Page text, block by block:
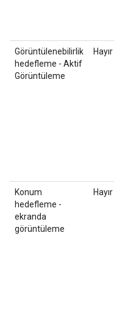
Görüntülenebilirlik
hedefleme - Aktif
Görüntüleme
Hayır
Konum
hedefleme -
ekranda
görüntüleme
Hayır